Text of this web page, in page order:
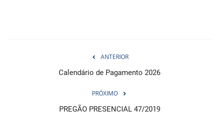
ANTERIOR
Calendário de Pagamento 2026
PRÓXIMO
PREGÃO PRESENCIAL 47/2019